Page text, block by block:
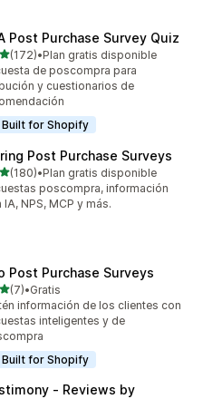
Post Purchase Survey Quiz
de 5 estrellas
(172)
reseñas en total
•Plan gratis disponible
de poscompra para
y cuestionarios de
Built for Shopify
Post Purchase Surveys
de 5 estrellas
(180)
reseñas en total
•Plan gratis disponible
poscompra, información
IA, NPS, MCP y más.
Post Purchase Surveys
de 5 estrellas
(7) en total
•Gratis
información de los clientes con
inteligentes y de
Built for Shopify
‑ Reviews by